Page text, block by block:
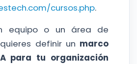
cursos.php.
equipo o un área de
definir un marco
para tu organización